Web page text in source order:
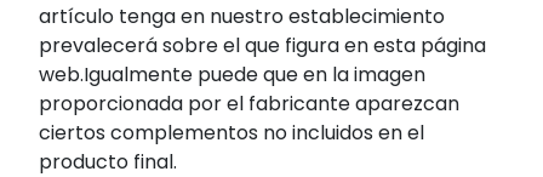
artículo tenga en nuestro establecimiento
prevalecerá sobre el que figura en esta página
web.Igualmente puede que en la imagen
proporcionada por el fabricante aparezcan
ciertos complementos no incluidos en el
producto final.